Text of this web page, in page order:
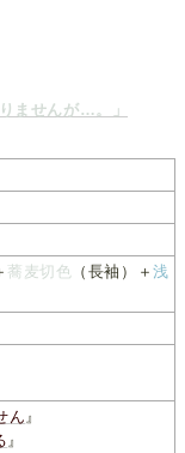
ませんが…。」
蕎麦切色 （長袖）＋浅
ん 』
』